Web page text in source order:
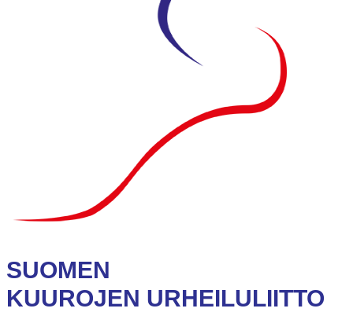
SUOMEN
KUUROJEN URHEILULIITTO